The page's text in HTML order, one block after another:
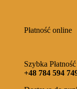
Płatność online
Szybka Płatność
+48 784 594